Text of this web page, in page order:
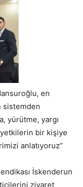
en
sistemden
yürütme, yargı
bir kişiye
anlatıyoruz”
İskenderun
ziyaret